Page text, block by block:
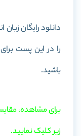
را در این پست
باشید.
برای مشاهده،
زیر کلیک نمایید.